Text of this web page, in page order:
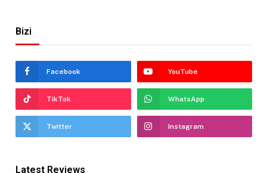
Bizi
Facebook YouTube
TikTok WhatsApp
Twitter Instagram
Latest Reviews